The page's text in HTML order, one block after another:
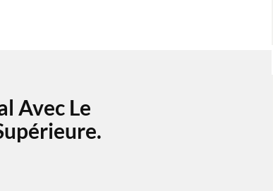
Avec Le